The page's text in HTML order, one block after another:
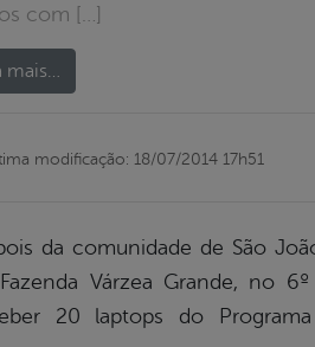
com […]
mais…
modificação: 18/07/2014 17h51
da comunidade de São
Várzea Grande, no
20 laptops do